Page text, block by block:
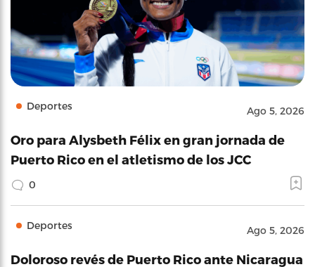
Deportes Ago 5, 2026
Oro para Alysbeth Félix en gran jornada de
Puerto Rico en el atletismo de los JCC
0
Deportes Ago 5, 2026
Doloroso revés de Puerto Rico ante Nicaragua